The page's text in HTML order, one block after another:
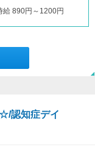
給 890円～1200円
認知症デイ